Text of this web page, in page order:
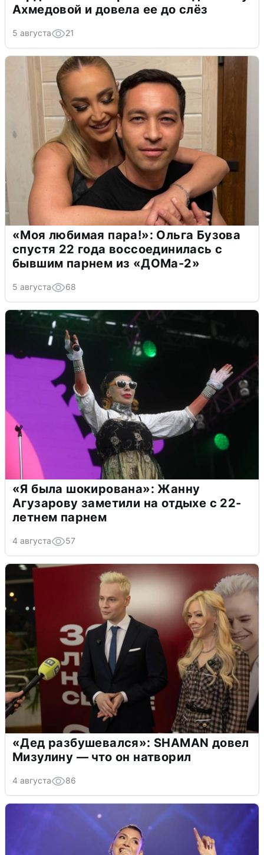
Ахмедовой и довела ее до слёз
5 августа 21
«Моя любимая пара!»: Ольга Бузова
спустя 22 года воссоединилась с
бывшим парнем из «ДОМа-2»
5 августа 68
«Я была шокирована»: Жанну
Агузарову заметили на отдыхе с 22-
летнем парнем
4 августа 57
«Дед разбушевался»: SHAMAN довел
Мизулину — что он натворил
4 августа 86